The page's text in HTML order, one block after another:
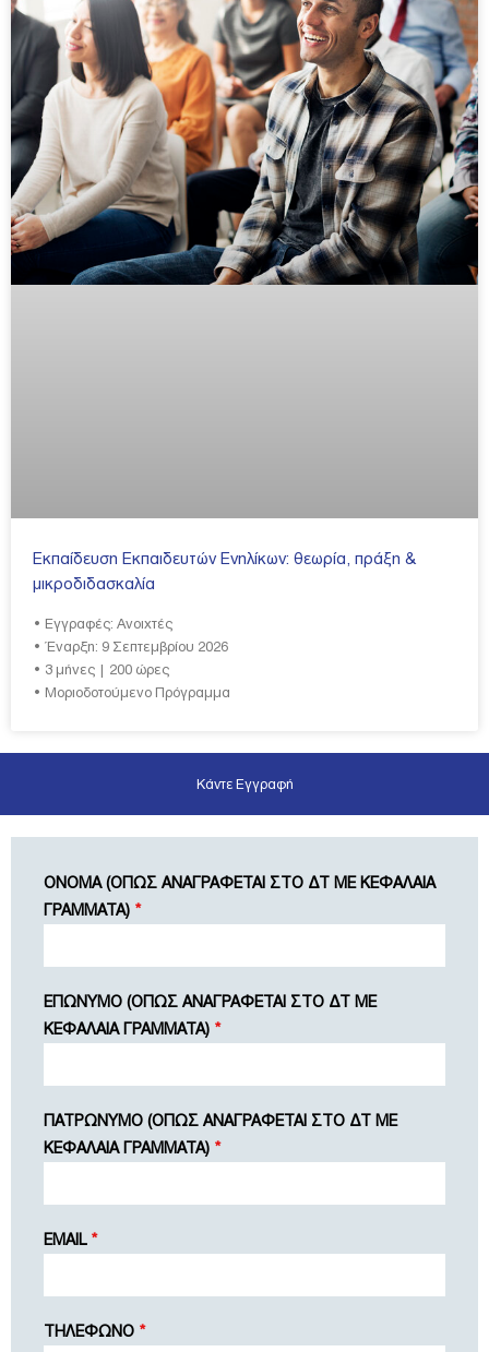
Εκπαίδευση Εκπαιδευτών Ενηλίκων: θεωρία, πράξη &
μικροδιδασκαλία
• Εγγραφές: Ανοιχτές
• Έναρξη: 9 Σεπτεμβρίου 2026
• 3 μήνες | 200 ώρες
• Μοριοδοτούμενο Πρόγραμμα
Κάντε Εγγραφή
ΟΝΟΜΑ (ΟΠΩΣ ΑΝΑΓΡΑΦΕΤΑΙ ΣΤΟ ΔΤ ΜΕ ΚΕΦΑΛΑΙΑ
ΓΡΑΜΜΑΤΑ) *
ΕΠΩΝΥΜΟ (ΟΠΩΣ ΑΝΑΓΡΑΦΕΤΑΙ ΣΤΟ ΔΤ ΜΕ
ΚΕΦΑΛΑΙΑ ΓΡΑΜΜΑΤΑ) *
ΠΑΤΡΩΝΥΜΟ (ΟΠΩΣ ΑΝΑΓΡΑΦΕΤΑΙ ΣΤΟ ΔΤ ΜΕ
ΚΕΦΑΛΑΙΑ ΓΡΑΜΜΑΤΑ) *
EMAIL *
ΤΗΛΕΦΩΝΟ *